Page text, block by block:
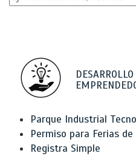
Parque Industrial
Permiso para Ferias de
Registra Simple